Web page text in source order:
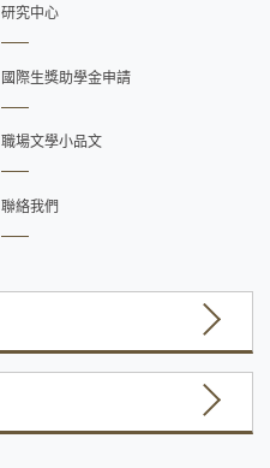
研究中心
國際生獎助學金申請
職場文學小品文
聯絡我們